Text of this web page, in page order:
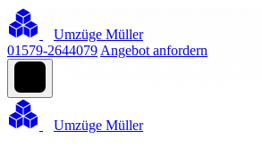
Umzüge Müller
01579-2644079 Angebot anfordern
Umzüge Müller